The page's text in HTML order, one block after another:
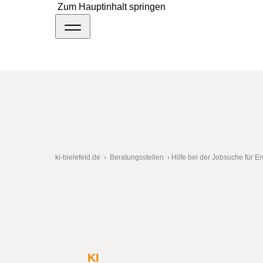
Zum Hauptinhalt springen
KI
ki-bielefeld.de › Beratungsstellen › Hilfe bei der Jobsuche für
Im Stadtteilzentrum in Jöllenbeck